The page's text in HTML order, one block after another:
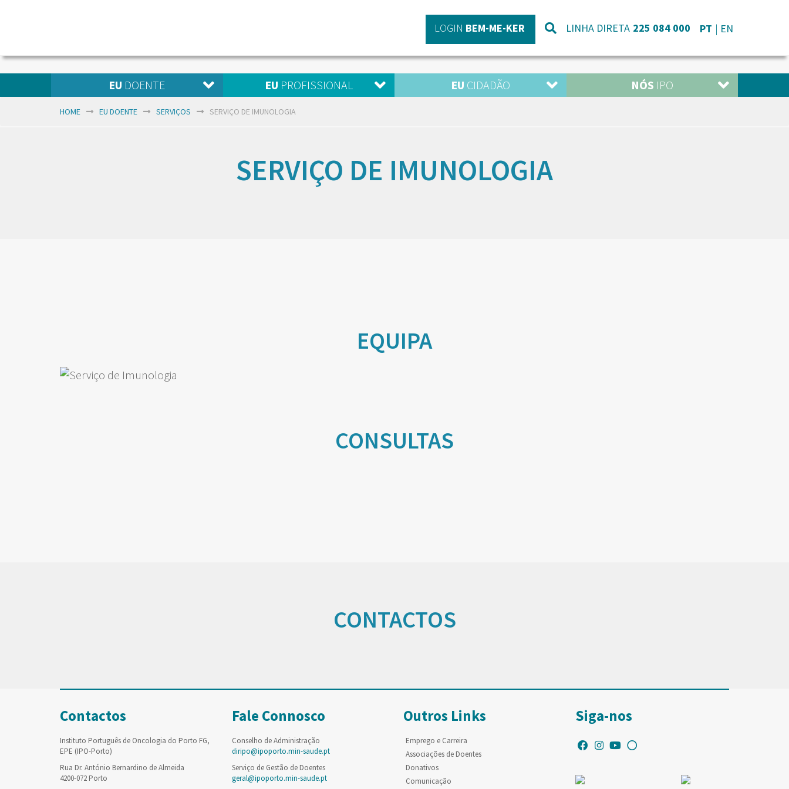
LOGIN BEM-ME-KER LINHA DIRETA 225 084 000 PT EN
EU DOENTE EU PROFISSIONAL EU CIDADÃO NÓS IPO
HOME EU DOENTE SERVIÇOS SERVIÇO DE IMUNOLOGIA
SERVIÇO DE IMUNOLOGIA
EQUIPA
CONSULTAS
CONTACTOS
Contactos
Instituto Português de Oncologia do Porto FG,
EPE (IPO-Porto)
Rua Dr. António Bernardino de Almeida
4200-072 Porto
Fale Connosco
Conselho de Administração
diripo@ipoporto.min-saude.pt
Serviço de Gestão de Doentes
geral@ipoporto.min-saude.pt
Outros Links
Emprego e Carreira
Associações de Doentes
Donativos
Comunicação
Siga-nos